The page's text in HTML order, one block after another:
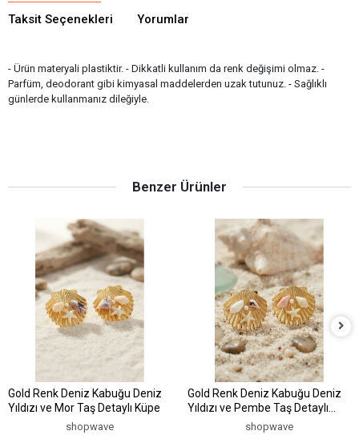
Taksit Seçenekleri Yorumlar
- Ürün materyali plastiktir. - Dikkatli kullanım da renk değişimi olmaz. -
Parfüm, deodorant gibi kimyasal maddelerden uzak tutunuz. - Sağlıklı
günlerde kullanmanız dileğiyle.
Benzer Ürünler
Gold Renk Deniz Kabuğu Deniz
Yıldızı ve Mor Taş Detaylı Küpe
shopwave
Gold Renk Deniz Kabuğu Deniz
Yıldızı ve Pembe Taş Detaylı
shopwave